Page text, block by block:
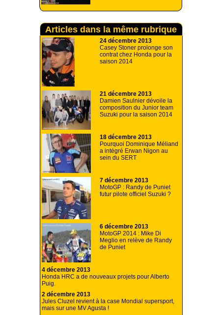
Articles dans la même rubrique
24 décembre 2013
Casey Stoner prolonge son
contrat chez Honda pour la
saison 2014
21 décembre 2013
Damien Saulnier dévoile la
composition du Junior team
Suzuki pour la saison 2014
18 décembre 2013
Pourquoi Dominique Méliand
a intégré Erwan Nigon au
sein du SERT
7 décembre 2013
MotoGP : Randy de Puniet
futur pilote officiel Suzuki ?
6 décembre 2013
MotoGP 2014 : Mike Di
Meglio en relève de Randy
de Puniet
4 décembre 2013
Honda HRC a de nouveaux projets pour Alberto
Puig.
2 décembre 2013
Jules Cluzel revient à la case Mondial supersport,
mais sur une MV Agusta !